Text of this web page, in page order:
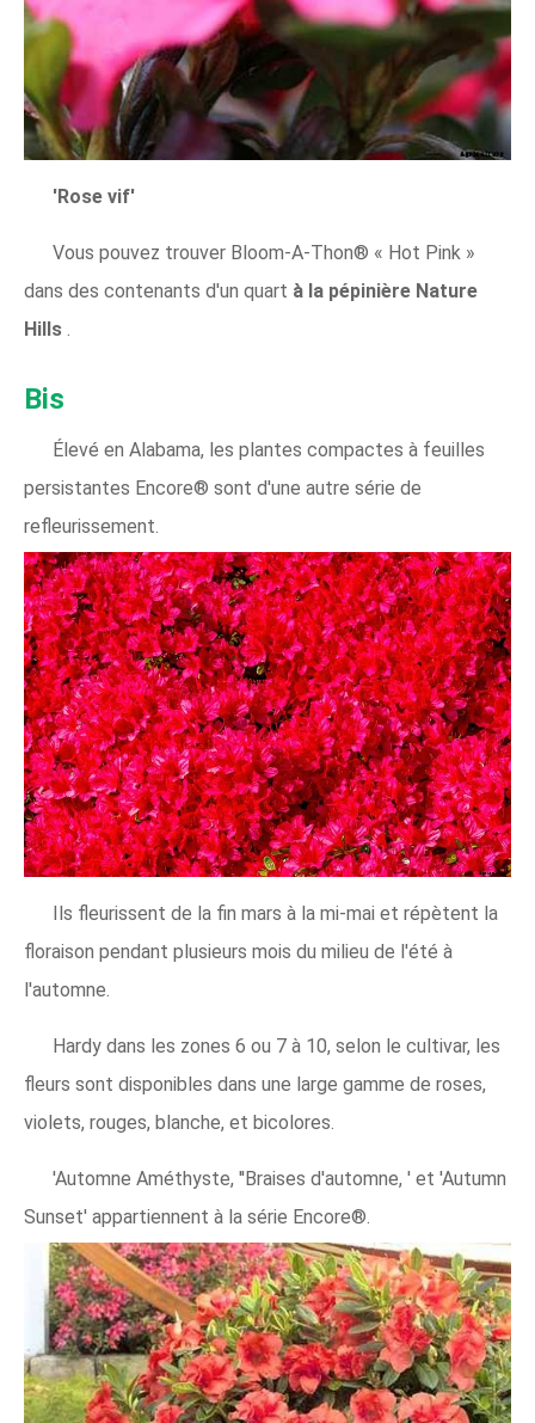
'Rose vif'
Vous pouvez trouver Bloom-A-Thon® « Hot Pink »
dans des contenants d'un quart à la pépinière Nature
Hills .
Bis
Élevé en Alabama, les plantes compactes à feuilles
persistantes Encore® sont d'une autre série de
refleurissement.
Ils fleurissent de la fin mars à la mi-mai et répètent la
floraison pendant plusieurs mois du milieu de l'été à
l'automne.
Hardy dans les zones 6 ou 7 à 10, selon le cultivar, les
fleurs sont disponibles dans une large gamme de roses,
violets, rouges, blanche, et bicolores.
'Automne Améthyste, ''Braises d'automne, ' et 'Autumn
Sunset' appartiennent à la série Encore®.